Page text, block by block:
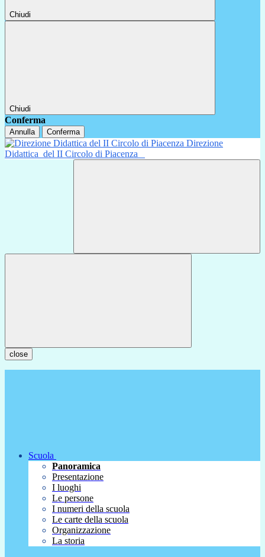
Chiudi
Chiudi
Conferma
Annulla Conferma
Direzione
Didattica del II Circolo di Piacenza
close
Scuola
Panoramica
Presentazione
I luoghi
Le persone
I numeri della scuola
Le carte della scuola
Organizzazione
La storia